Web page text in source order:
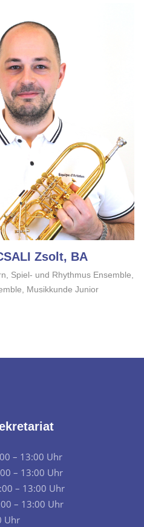
Zsolt, BA
Spiel- und Rhythmus Ensemble,
Musikkunde Junior
13:00 Uhr
– 13:00 Uhr
– 13:00 Uhr
– 13:00 Uhr
Uhr